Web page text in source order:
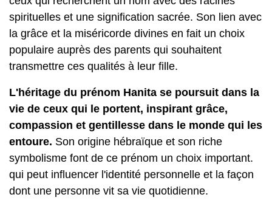
spirituelles et une signification sacrée. Son lien avec
la grâce et la miséricorde divines en fait un choix
populaire auprès des parents qui souhaitent
transmettre ces qualités à leur fille.
L'héritage du prénom Hanita se poursuit dans la
vie de ceux qui le portent, inspirant grâce,
compassion et gentillesse dans le monde qui les
entoure. Son origine hébraïque et son riche
symbolisme font de ce prénom un choix important.
qui peut influencer l'identité personnelle et la façon
dont une personne vit sa vie quotidienne.